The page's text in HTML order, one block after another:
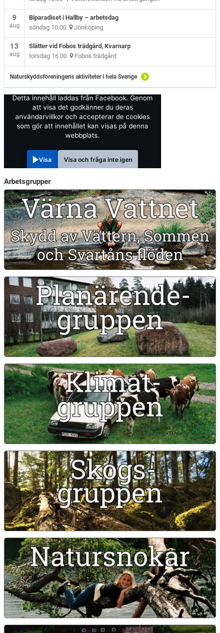
9
aug
Biparadiset i Hallby – arbetsdag
söndag 10.00 Jönköping
13
aug
Slåtter vid Fobos trädgård, Kvarnarp
torsdag 16.00 Fobos trädgård
Naturskyddsföreningens aktiviteter i hela Sverige
Detta innehåll laddas från Facebook. Genom
att visa det godkänner du deras
användarvillkor och accepterar de cookies
som gör att innehållet kan visas på denna
webbplats.
Visa Visa och fråga inte igen
Arbetsgrupper